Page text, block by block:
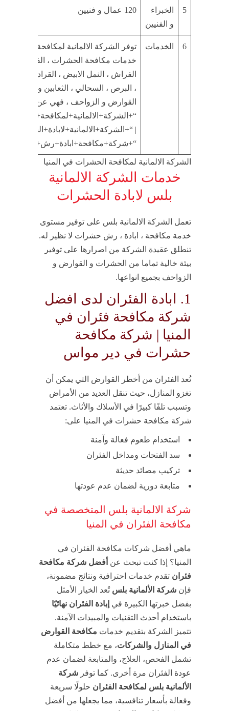
5
الخبراء
و الفنيين
120 عمال و فنيين
6 الخدمات
توفر الشركة الالمانية لمكافحة
خدمات مكافحة الحشرات ، الفئران ،
الفراش ، النمل الابيض ، القراد ، الذباب
، البرص ، السحالي ، الثعابين و كافة
القوارض و الزواحف ، فهي عن جدارة
|
الشركة الالمانية لمكافحة الحشرات في المنيا
خدمات الشركة الالمانية
بلس لابادة الحشرات
تعمل الشركة الالمانية بلس على توفير مستوى
خدمة مكافحة ، ابادة ، رش حشرات لا نظير له.
تنطلق عقيدة الشركة من اصرارها على توفير
بيئة خالية تماما من الحشرات و القوارض و
الزواحف بجميع انواعها.
1. ابادة الفئران لدى افضل
شركة مكافحة فئران في
المنيا | شركة مكافحة
حشرات في دير مواس
تُعد الفئران من أخطر القوارض التي يمكن أن
تغزو المنازل، حيث تنقل العديد من الأمراض
وتسبب تلفًا كبيرًا في الأسلاك والأثاث. تعتمد
شركة مكافحة حشرات في المنيا على:
استخدام طعوم فعالة وآمنة
سد الفتحات ومداخل الفئران
تركيب مصائد حديثة
متابعة دورية لضمان عدم عودتها
شركة الالمانية بلس المتخصصة في
مكافحة الفئران في المنيا
ماهي أفضل شركات مكافحة الفئران في
المنيا؟ إذا كنت تبحث عن أفضل شركة مكافحة
فئران تقدم خدمات احترافية ونتائج مضمونة،
فإن شركة الألمانية بلس تُعد الخيار الأمثل
بفضل خبرتها الكبيرة في إبادة الفئران نهائيًا
باستخدام أحدث التقنيات والمبيدات الآمنة.
تتميز الشركة بتقديم خدمات مكافحة القوارض
في المنازل والشركات، مع خطط متكاملة
تشمل الفحص، العلاج، والمتابعة لضمان عدم
عودة الفئران مرة أخرى. كما توفر شركة
الألمانية بلس لمكافحة الفئران حلولًا سريعة
وفعالة بأسعار تنافسية، مما يجعلها من أفضل